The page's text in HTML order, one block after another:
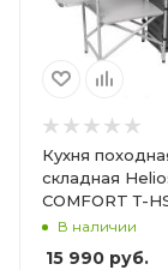
Кухня
складная
COMFORT Т-
В наличии
15 990 руб.